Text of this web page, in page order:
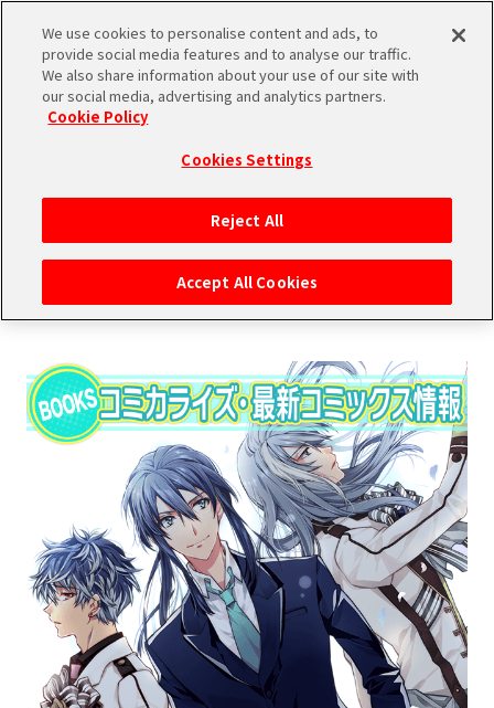
2018.08.24
PRODUCTS
コミカライズ 最新コミックス情報
We use cookies to personalise content and ads, to
provide social media features and to analyse our traffic.
We also share information about your use of our site with
our social media, advertising and analytics partners.
Cookie Policy
Cookies Settings
Reject All
Accept All Cookies